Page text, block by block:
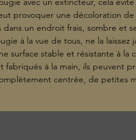
provoquer une décoloration de
dans un endroit frais, sombre et
à la vue de tous, ne la laissez
surface stable et résistante à la
fabriqués à la main, ils
centrée, de petites